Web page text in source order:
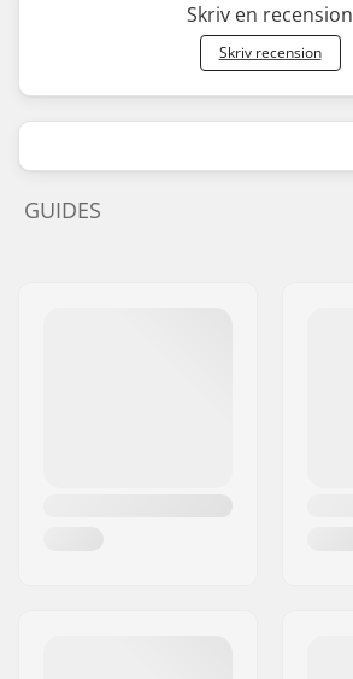
Skriv en recension
Skriv recension
GUIDES